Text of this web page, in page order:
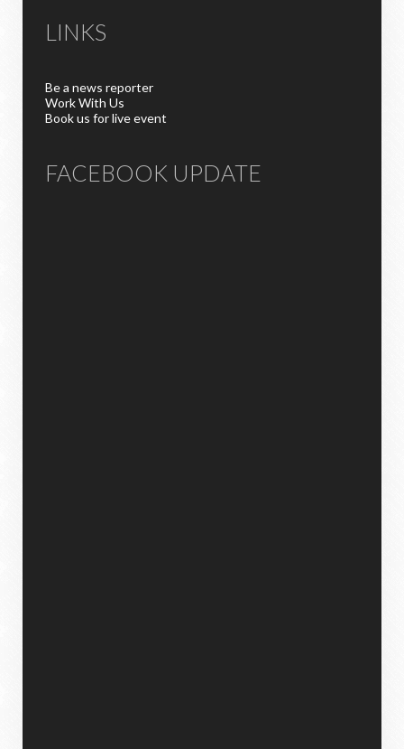
LINKS
Be a news reporter
Work With Us
Book us for live event
FACEBOOK UPDATE